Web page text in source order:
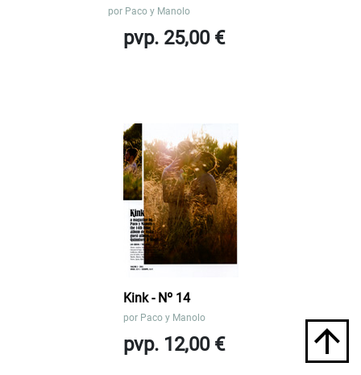
por Paco y Manolo
pvp. 25,00 €
Kink - Nº 14
por Paco y Manolo
pvp. 12,00 €